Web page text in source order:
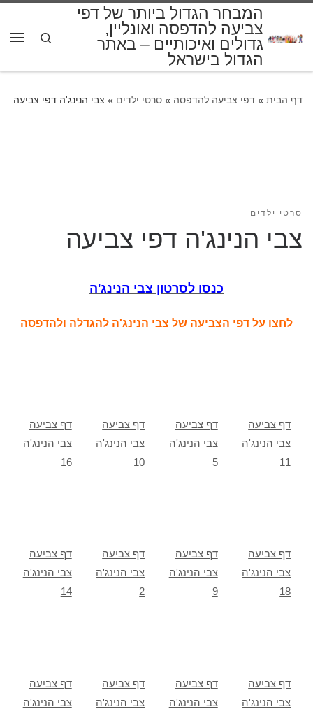
המבחר הגדול ביותר של דפי
צביעה להדפסה ואונליין,
גדולים ואיכותיים – באתר
הגדול בישראל
Search
דף הבית » דפי צביעה להדפסה » סרטי ילדים » צבי הנינג'ה דפי צביעה
סרטי ילדים
צבי הנינג'ה דפי צביעה
כנסו לסרטון צבי הנינג'ה
לחצו על דפי הצביעה של צבי הנינג'ה להגדלה ולהדפסה
דף צביעה
צבי הנינג'ה
16
דף צביעה
צבי הנינג'ה
10
דף צביעה
צבי הנינג'ה
5
דף צביעה
צבי הנינג'ה
11
דף צביעה
צבי הנינג'ה
14
דף צביעה
צבי הנינג'ה
2
דף צביעה
צבי הנינג'ה
9
דף צביעה
צבי הנינג'ה
18
דף צביעה
צבי הנינג'ה
דף צביעה
צבי הנינג'ה
דף צביעה
צבי הנינג'ה
דף צביעה
צבי הנינג'ה